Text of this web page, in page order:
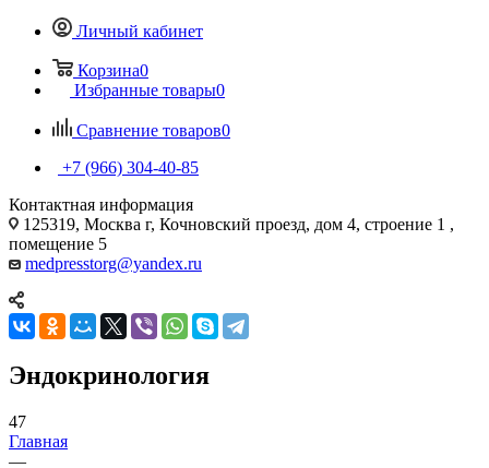
Личный кабинет
Корзина0
Избранные товары0
Сравнение товаров0
+7 (966) 304-40-85
Контактная информация
125319, Москва г, Кочновский проезд, дом 4, строение 1 ,
помещение 5
medpresstorg@yandex.ru
Эндокринология
47
Главная
—